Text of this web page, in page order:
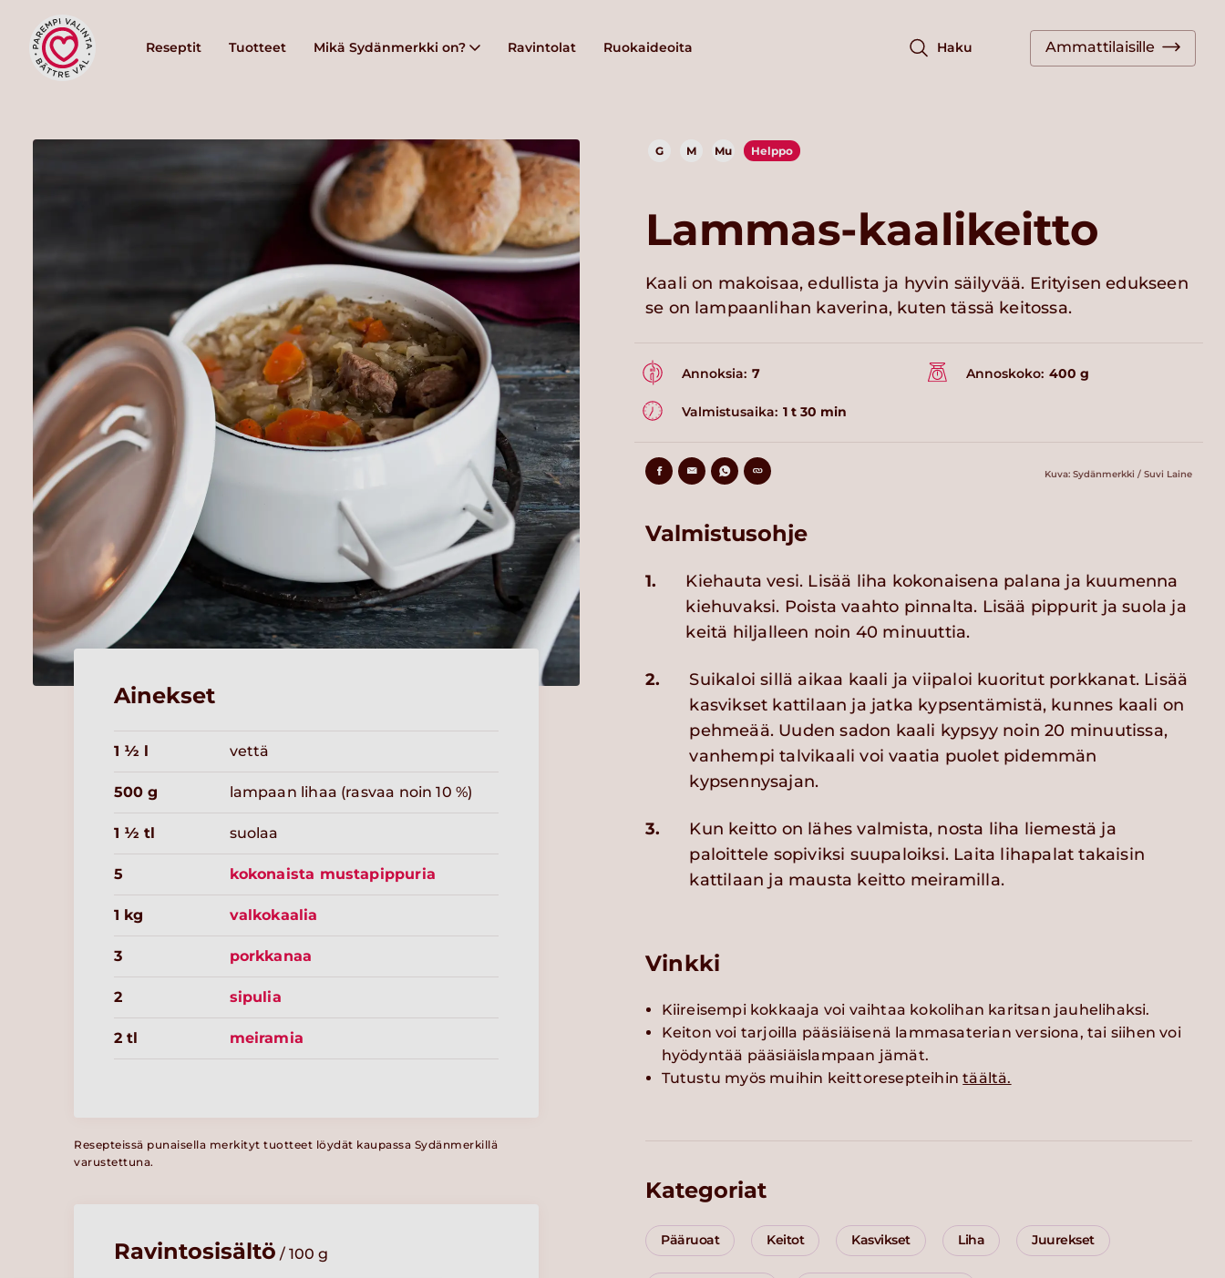
Reseptit Tuotteet Mikä Sydänmerkki on? Ravintolat Ruokaideoita Haku Ammattilaisille
Ainekset
1 ½ l vettä
500 g lampaan lihaa (rasvaa noin 10 %)
1 ½ tl suolaa
5 kokonaista mustapippuria
1 kg valkokaalia
3 porkkanaa
2 sipulia
2 tl meiramia
Resepteissä punaisella merkityt tuotteet löydät kaupassa Sydänmerkillä
varustettuna.
Ravintosisältö / 100 g
G M Mu Helppo
Lammas-kaalikeitto
Kaali on makoisaa, edullista ja hyvin säilyvää. Erityisen edukseen
se on lampaanlihan kaverina, kuten tässä keitossa.
Annoksia: 7 Annoskoko: 400 g
Valmistusaika: 1 t 30 min
Kuva: Sydänmerkki / Suvi Laine
Valmistusohje
1.
Kiehauta vesi. Lisää liha kokonaisena palana ja kuumenna
kiehuvaksi. Poista vaahto pinnalta. Lisää pippurit ja suola ja
keitä hiljalleen noin 40 minuuttia.
2.
Suikaloi sillä aikaa kaali ja viipaloi kuoritut porkkanat. Lisää
kasvikset kattilaan ja jatka kypsentämistä, kunnes kaali on
pehmeää. Uuden sadon kaali kypsyy noin 20 minuutissa,
vanhempi talvikaali voi vaatia puolet pidemmän
kypsennysajan.
3.
Kun keitto on lähes valmista, nosta liha liemestä ja
paloittele sopiviksi suupaloiksi. Laita lihapalat takaisin
kattilaan ja mausta keitto meiramilla.
Vinkki
Kiireisempi kokkaaja voi vaihtaa kokolihan karitsan jauhelihaksi.
Keiton voi tarjoilla pääsiäisenä lammasaterian versiona, tai siihen voi
hyödyntää pääsiäislampaan jämät.
Tutustu myös muihin keittoresepteihintäältä.
Kategoriat
Pääruoat Keitot Kasvikset Liha Juurekset